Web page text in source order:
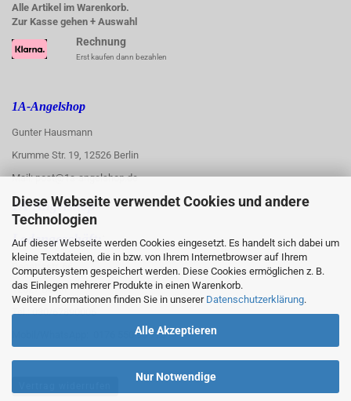
Diese Webseite verwendet Cookies und andere
Technologien
Auf dieser Webseite werden Cookies eingesetzt. Es handelt sich dabei um
kleine Textdateien, die in bzw. von Ihrem Internetbrowser auf Ihrem
Computersystem gespeichert werden. Diese Cookies ermöglichen z. B.
das Einlegen mehrerer Produkte in einen Warenkorb.
Weitere Informationen finden Sie in unserer Datenschutzerklärung.
Alle Akzeptieren
Nur Notwendige
Alle Artikel im Warenkorb.
Zur Kasse gehen + Auswahl
Rechnung
Erst kaufen dann bezahlen
1A-Angelshop
Gunter Hausmann
Krumme Str. 19, 12526 Berlin
Mail: post@1a-angelshop.de
1A-Angelshop-
Ladengeschäft::
Regattastr. 66
12527 Berlin
Tel.: 030/67890006
Mobil/WhatsApp: 0176 550 90 773